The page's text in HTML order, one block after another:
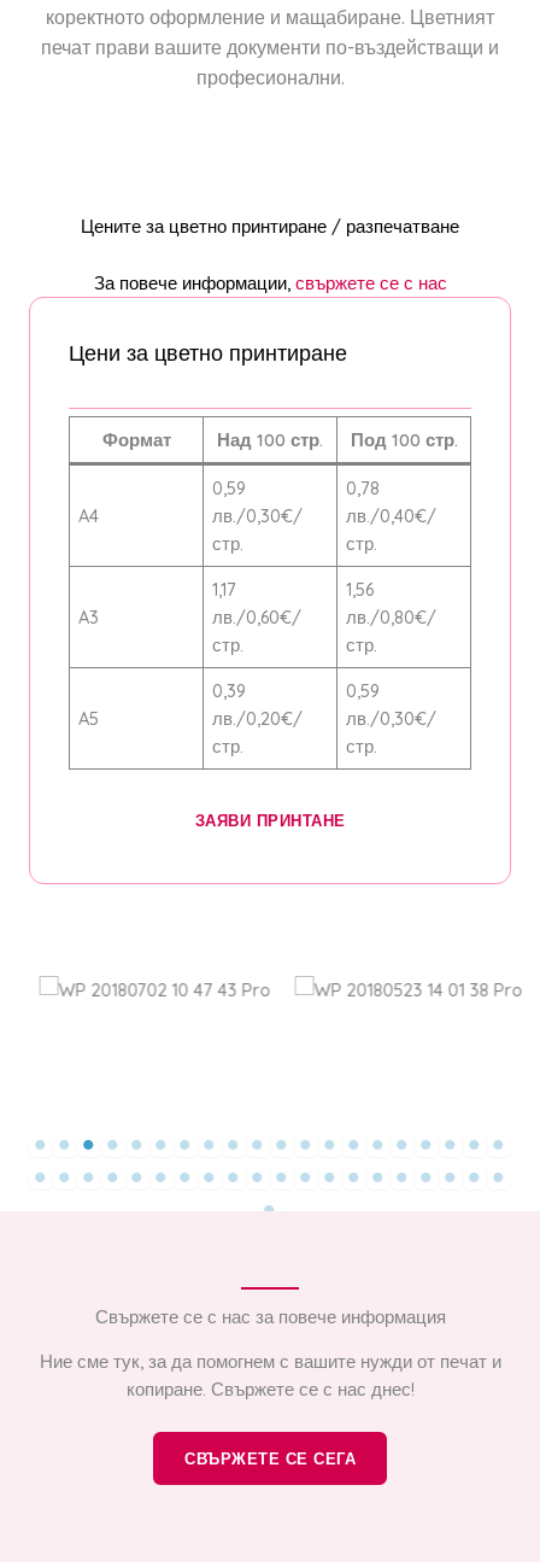
коректното оформление и мащабиране. Цветният
печат прави вашите документи по-въздействащи и
професионални.
Цените за цветно принтиране / разпечатване
За повече информации, свържете се с нас
Цени за цветно принтиране
Формат Над 100 стр. Под 100 стр.
A4
0,59
лв./0,30€/
стр.
0,78
лв./0,40€/
стр.
A3
1,17
лв./0,60€/
стр.
1,56
лв./0,80€/
стр.
A5
0,39
лв./0,20€/
стр.
0,59
лв./0,30€/
стр.
ЗАЯВИ ПРИНТАНЕ
Свържете се с нас за повече информация
Ние сме тук, за да помогнем с вашите нужди от печат и
копиране. Свържете се с нас днес!
СВЪРЖЕТЕ СЕ СЕГА